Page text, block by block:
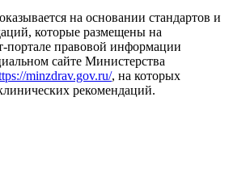
на основании стандартов и
которые размещены на
портале правовой информации
сайте Министерства
minzdrav.gov.ru/, на которых
рекомендаций.